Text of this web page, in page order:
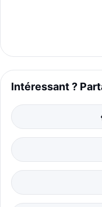
Intéressant ?